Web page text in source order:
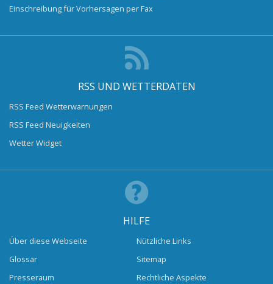
Einschreibung für Vorhersagen per Fax
RSS UND WETTERDATEN
RSS Feed Wetterwarnungen
RSS Feed Neuigkeiten
Wetter Widget
HILFE
Über diese Webseite
Glossar
Presseraum
Nützliche Links
Sitemap
Rechtliche Aspekte